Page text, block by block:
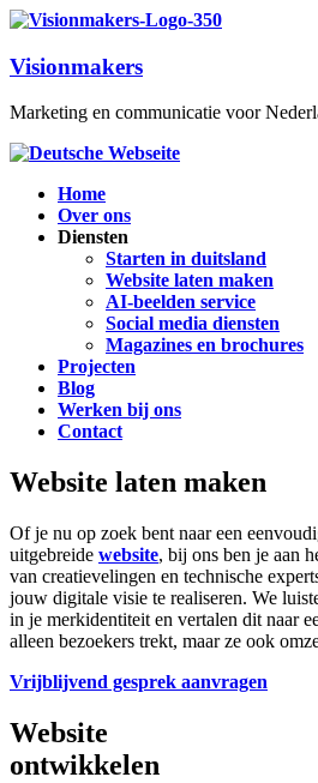
Visionmakers
Marketing en communicatie voor
Home
Over ons
Diensten
Starten in duitsland
Website laten maken
AI-beelden service
Social media diensten
Magazines en brochures
Projecten
Blog
Werken bij ons
Contact
Website laten maken
Of je nu op zoek bent naar een
uitgebreide website, bij ons ben je aan
van creatievelingen en technische
jouw digitale visie te realiseren. We
in je merkidentiteit en vertalen dit naar
alleen bezoekers trekt, maar ze ook
Vrijblijvend gesprek aanvragen
Website
ontwikkelen